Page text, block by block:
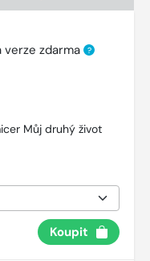
zdarma ?
Můj druhý život
Koupit